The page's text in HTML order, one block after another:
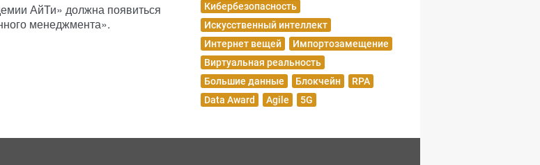
АйТи» должна появиться
менеджмента».
Кибербезопасность
Искусственный интеллект
Интернет вещей
Импортозамещение
Виртуальная реальность
Большие данные
Блокчейн
RPA
Data Award
Agile 5G